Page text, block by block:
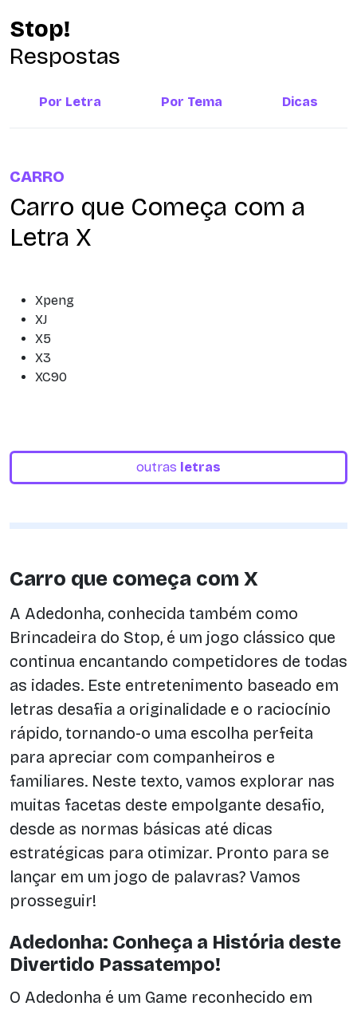
Stop!
Respostas
Por Letra Por Tema Dicas
CARRO
Carro que Começa com a
Letra X
Xpeng
XJ
X5
X3
XC90
outras letras
Carro que começa com X
A Adedonha, conhecida também como
Brincadeira do Stop, é um jogo clássico que
continua encantando competidores de todas
as idades. Este entretenimento baseado em
letras desafia a originalidade e o raciocínio
rápido, tornando-o uma escolha perfeita
para apreciar com companheiros e
familiares. Neste texto, vamos explorar nas
muitas facetas deste empolgante desafio,
desde as normas básicas até dicas
estratégicas para otimizar. Pronto para se
lançar em um jogo de palavras? Vamos
prosseguir!
Adedonha: Conheça a História deste
Divertido Passatempo!
O Adedonha é um Game reconhecido em